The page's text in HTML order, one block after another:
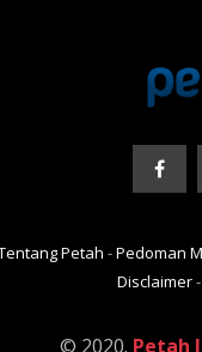
Petah -Pedoman
Disclaimer-
© 2020. Petah